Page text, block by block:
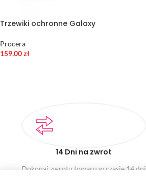
Trzewiki ochronne Galaxy
Procera
159,00zł
14 Dni na zwrot
Dokonaj zwrotu towaru w czasie 14 dni